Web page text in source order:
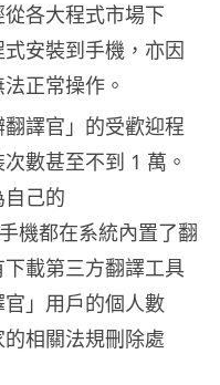
各大程式市場下
安裝到手機，亦因
正常操作。
譯官」的受歡迎程
數甚至不到 1 萬。
己的
機都在系統內置了翻
載第三方翻譯工具
」用戶的個人數
相關法規刪除處